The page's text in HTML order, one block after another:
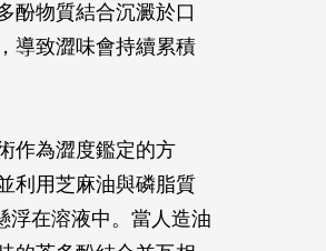
酚物質結合沉澱於口
導致澀味會持續累積
作為澀度鑑定的方
利用芝麻油與磷脂質
浮在溶液中。當人造油